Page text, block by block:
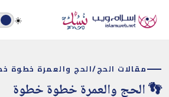
☀️
مقالات الحج/الحج والعمرة خطوة
👣 الحج والعمرة خطوة خطوة